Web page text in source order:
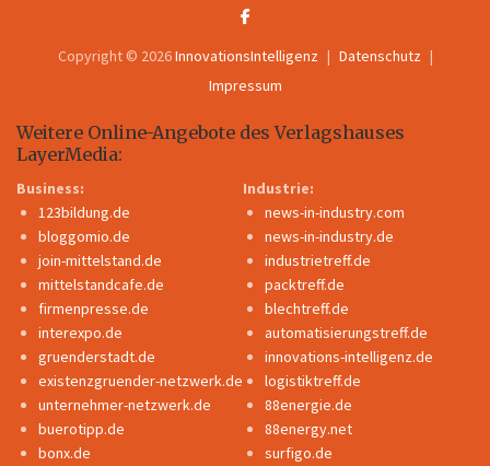
Copyright © 2026InnovationsIntelligenz
Datenschutz
Impressum
Weitere Online-Angebote des Verlagshauses
LayerMedia:
Business:
123bildung.de
bloggomio.de
join-mittelstand.de
mittelstandcafe.de
firmenpresse.de
interexpo.de
gruenderstadt.de
existenzgruender-netzwerk.de
unternehmer-netzwerk.de
buerotipp.de
bonx.de
Industrie:
news-in-industry.com
news-in-industry.de
industrietreff.de
packtreff.de
blechtreff.de
automatisierungstreff.de
innovations-intelligenz.de
logistiktreff.de
88energie.de
88energy.net
surfigo.de